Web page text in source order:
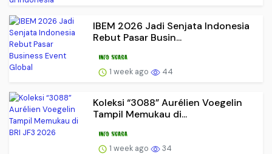
IBEM 2026 Jadi Senjata Indonesia
Rebut Pasar Busin...
1 week ago 44
Koleksi “3088” Aurélien Voegelin
Tampil Memukau di...
1 week ago 34